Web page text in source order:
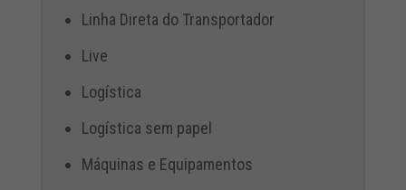
Linha Direta do Transportador
Live
Logística
Logística sem papel
Máquinas e Equipamentos